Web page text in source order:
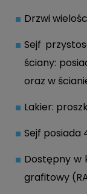
Drzwi
Sejf
ściany:
oraz w
Lakier:
Sejf posiada
Dostępny w
grafitowy